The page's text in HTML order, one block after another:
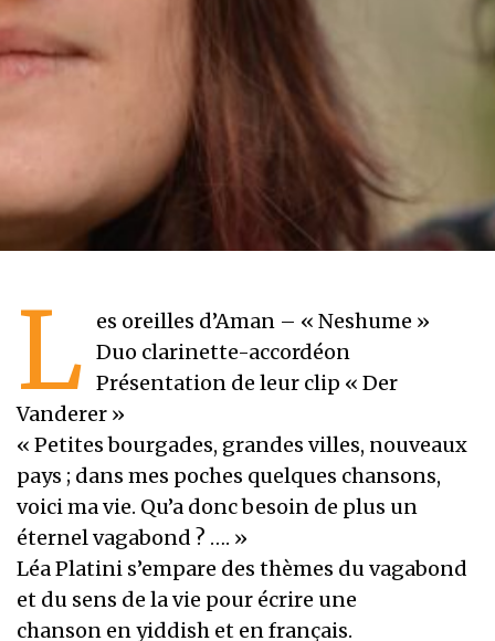
L
es oreilles d’Aman – « Neshume »
Duo clarinette-accordéon
Présentation de leur clip « Der
Vanderer »
« Petites bourgades, grandes villes, nouveaux
pays ; dans mes poches quelques chansons,
voici ma vie. Qu’a donc besoin de plus un
éternel vagabond ? …. »
Léa Platini s’empare des thèmes du vagabond
et du sens de la vie pour écrire une
chanson en yiddish et en français.